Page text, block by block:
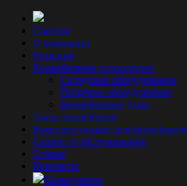
Главная
О компании
Решения
Конвейерные технологии
Складское оборудование
Пищевое оборудование
Конвейерные узлы
Типы конвейеров
Комплектующие для конвейеров
Сервис и обслуживание
Статьи
Контакты
Калькулятор